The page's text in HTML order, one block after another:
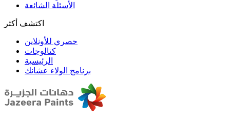
الأسئلة الشائعة
اكتشف أكثر
حصري للأونلاين
الرئيسية
برنامج الولاء عشانك